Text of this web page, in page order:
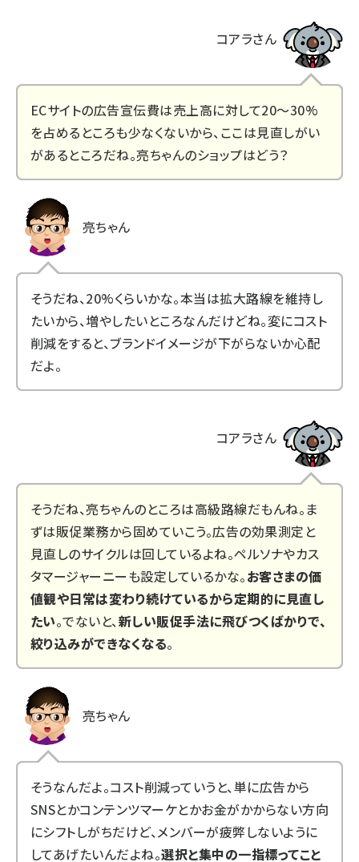
コアラさん
ECサイトの広告宣伝費は売上高に対して20〜30%
を占めるところも少なくないから、ここは見直しがい
があるところだね。亮ちゃんのショップはどう？
亮ちゃん
そうだね、20%くらいかな。本当は拡大路線を維持し
たいから、増やしたいところなんだけどね。変にコスト
削減をすると、ブランドイメージが下がらないか心配
だよ。
コアラさん
そうだね、亮ちゃんのところは高級路線だもんね。ま
ずは販促業務から固めていこう。広告の効果測定と
見直しのサイクルは回しているよね。ペルソナやカス
タマージャーニーも設定しているかな。お客さまの価
値観や日常は変わり続けているから定期的に見直し
たい。でないと、新しい販促手法に飛びつくばかりで、
絞り込みができなくなる。
亮ちゃん
そうなんだよ。コスト削減っていうと、単に広告から
SNSとかコンテンツマーケとかお金がかからない方向
にシフトしがちだけど、メンバーが疲弊しないように
してあげたいんだよね。選択と集中の一指標ってこと